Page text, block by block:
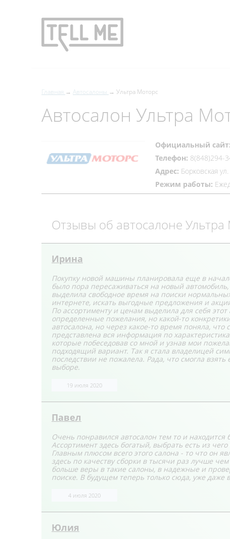
Главная Автосалоны Ультра Моторс
Автосалон Ультра
Официальный сайт:
Телефон: 8(848)294-
Адрес: Борковская
Режим работы:
Отзывы об автосалоне Ультра
Ирина
Покупку новой машины планировала еще в
было пора пересаживаться на новый
выделила свободное время на поиски
интернете, искать выгодные предложения и
По ассортименту и ценам выделила для себя
определенные пожелания, но какой-то
автосалона, но через какое-то время поняла,
представлена вся информация по
которые побеседовав со мной и узнав мои
подходящий вариант. Так я стала владелицей
последствии не пожалела. Рада, что смогла
выборе.
19 июля 2020
Павел
Очень понравился автосалон тем то и
Ассортимент здесь богатый, выбрать есть из
Главным плюсом всего этого салона - то что он
здесь по качеству сборки в тысячи раз лучше
больше веры в такие салоны, в надежные и
поиске. В будущем теперь только сюда, уже даже
4 июля 2020
Юлия